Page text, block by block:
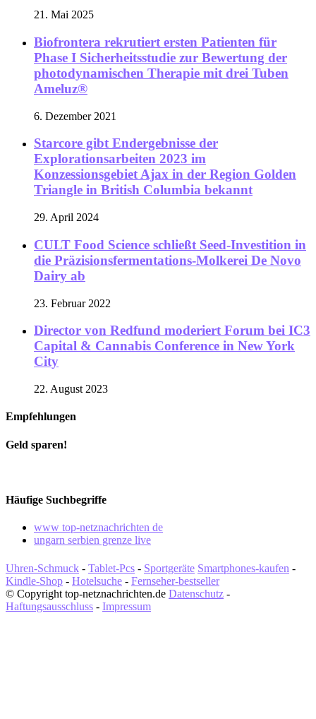
21. Mai 2025
Biofrontera rekrutiert ersten Patienten für
Phase I Sicherheitsstudie zur Bewertung der
photodynamischen Therapie mit drei Tuben
Ameluz®
6. Dezember 2021
Starcore gibt Endergebnisse der
Explorationsarbeiten 2023 im
Konzessionsgebiet Ajax in der Region Golden
Triangle in British Columbia bekannt
29. April 2024
CULT Food Science schließt Seed-Investition in
die Präzisionsfermentations-Molkerei De Novo
Dairy ab
23. Februar 2022
Director von Redfund moderiert Forum bei IC3
Capital & Cannabis Conference in New York
City
22. August 2023
Empfehlungen
Geld sparen!
Häufige Suchbegriffe
www top-netznachrichten de
ungarn serbien grenze live
Uhren-Schmuck - Tablet-Pcs - Sportgeräte Smartphones-kaufen -
Kindle-Shop - Hotelsuche - Fernseher-bestseller
© Copyright top-netznachrichten.de Datenschutz -
Haftungsausschluss - Impressum